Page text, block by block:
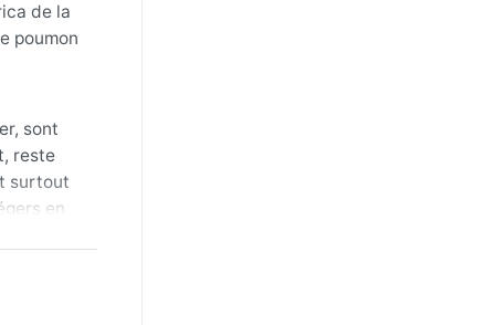
de la
poumon
sont
reste
surtout
en